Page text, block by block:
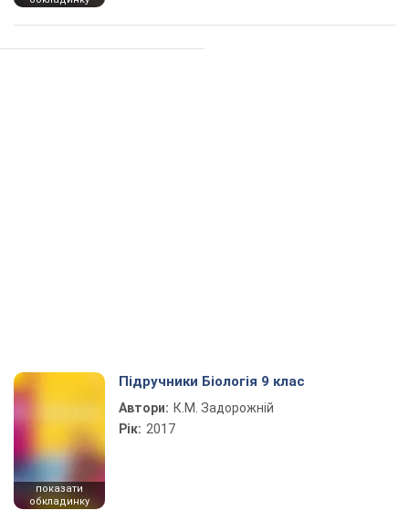
показати
обкладинку
Підручники Біологія 9 клас
Автори: К.М. Задорожній
Рік: 2017